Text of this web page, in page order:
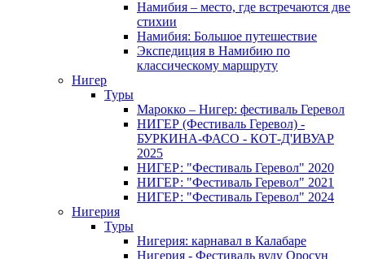
Намибия – место, где встречаются две
стихии
Намибия: Большое путешествие
Экспедиция в Намибию по
классическому маршруту
Нигер
Туры
Марокко – Нигер: фестиваль Геревол
НИГЕР (Фестиваль Геревол) -
БУРКИНА-ФАСО - КОТ-Д'ИВУАР
2025
НИГЕР: "Фестиваль Геревол" 2020
НИГЕР: "Фестиваль Геревол" 2021
НИГЕР: "Фестиваль Геревол" 2024
Нигерия
Туры
Нигерия: карнавал в Калабаре
Нигерия - Фестиваль вуду Оросун